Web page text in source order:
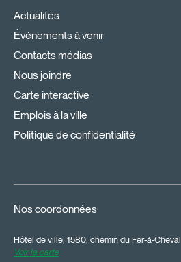
Actualités
Événements à venir
Contacts médias
Nous joindre
Carte interactive
Emplois à la ville
Politique de confidentialité
Nos coordonnées
Hôtel de ville, 1580, chemin du Fer-à-Cheval
Voir la carte